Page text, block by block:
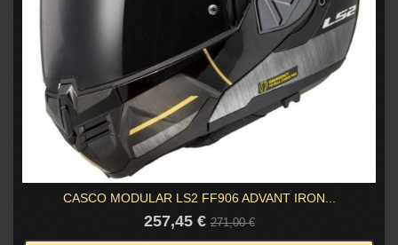
CASCO MODULAR LS2 FF906 ADVANT IRON...
257,45 €271,00 €